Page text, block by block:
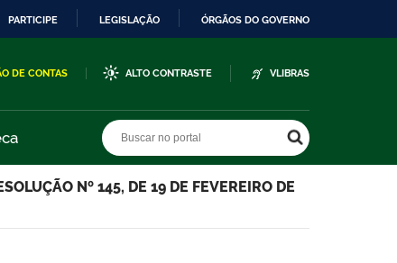
PARTICIPE LEGISLAÇÃO ÓRGÃOS DO GOVERNO
DE CONTAS ALTO CONTRASTE VLIBRAS
Nº 145, DE 19 DE FEVEREIRO DE